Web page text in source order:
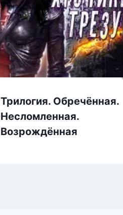
Трилогия. Обречённая.
Несломленная.
Возрождённая